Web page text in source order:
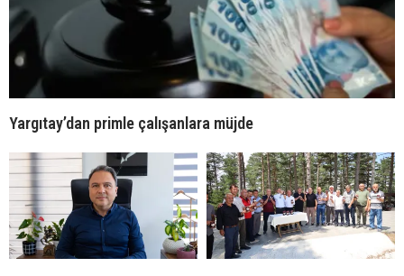
Yargıtay’dan primle çalışanlara müjde